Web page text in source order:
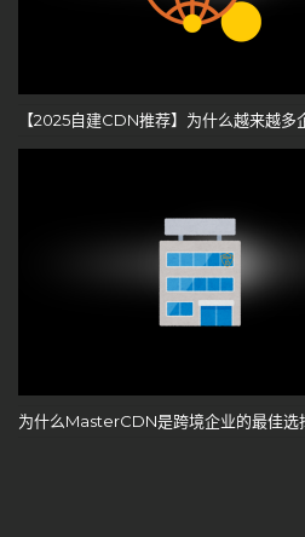
【2025自建CDN推荐】为什么越来越
为什么MasterCDN是跨境企业的最佳选